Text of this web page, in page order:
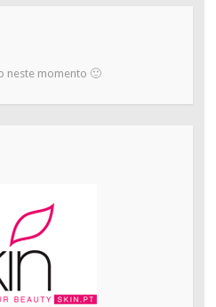
neste momento 🙂